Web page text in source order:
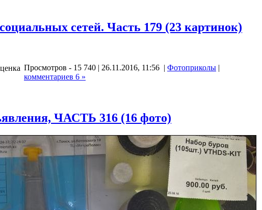
сетей. Часть 179 (23 картинок)
Просмотров - 15 740 | 26.11.2016, 11:56 | Фотоприколы |
комментариев 6 »
ЧАСТЬ 316 (16 фото)